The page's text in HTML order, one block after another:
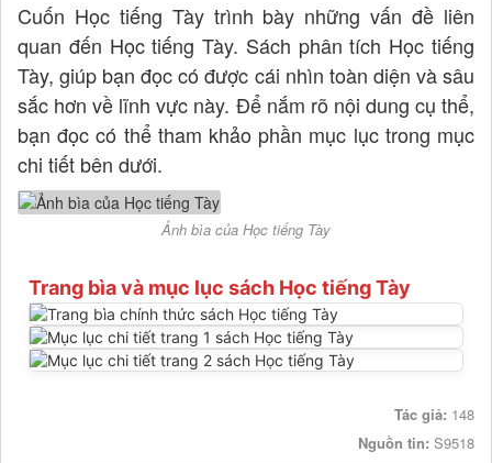
Cuốn Học tiếng Tày trình bày những vấn đề liên
quan đến Học tiếng Tày. Sách phân tích Học tiếng
Tày, giúp bạn đọc có được cái nhìn toàn diện và sâu
sắc hơn về lĩnh vực này. Để nắm rõ nội dung cụ thể,
bạn đọc có thể tham khảo phần mục lục trong mục
chi tiết bên dưới.
Ảnh bìa của Học tiếng Tày
Trang bìa và mục lục sách Học tiếng Tày
Tác giả: 148
Nguồn tin: S9518